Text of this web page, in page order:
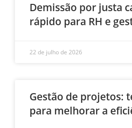
Demissão por justa
rápido para RH e
22 de julho de 2026
Gestão de projetos:
para melhorar a